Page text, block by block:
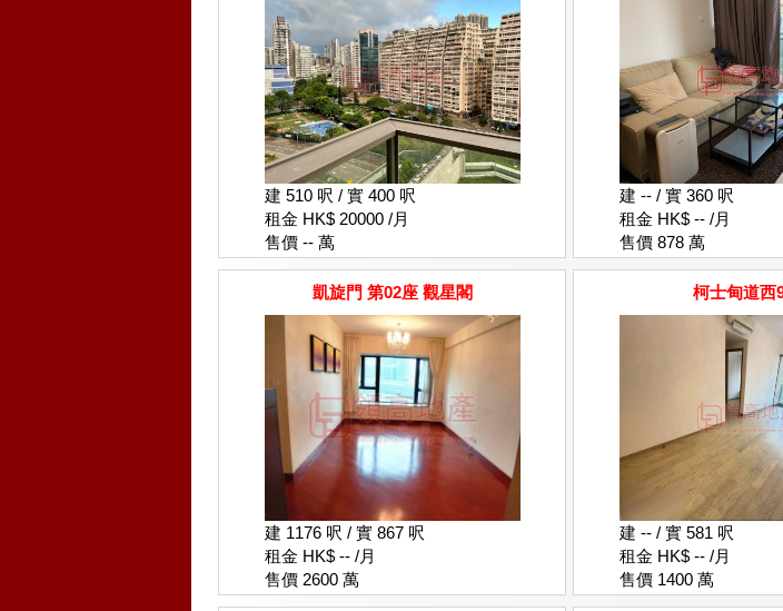
建 510 呎 / 實 400 呎
租金 HK$ 20000 /月
售價 -- 萬
凱旋門 第02座 觀星閣
建 1176 呎 / 實 867 呎
租金 HK$ -- /月
售價 2600 萬
建 -- / 實 360 呎
租金 HK$ -- /月
售價 878 萬
柯士甸道西
建 -- / 實 581 呎
租金 HK$ -- /月
售價 1400 萬